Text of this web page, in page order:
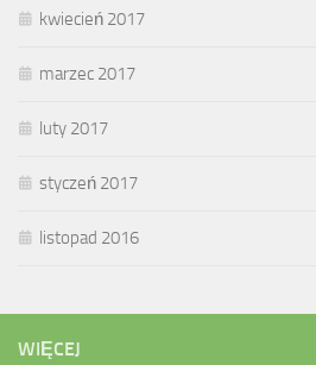
kwiecień 2017
marzec 2017
luty 2017
styczeń 2017
listopad 2016
WIĘCEJ